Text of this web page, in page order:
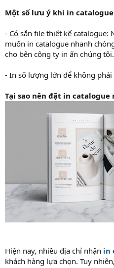
Một số lưu ý khi in
- Có sẵn file thiết kế catalogue:
muốn in catalogue nhanh
cho bên công ty in ấn chúng tôi.
- In số lượng lớn để không phải
Tại sao nên đặt in catalogue
Hiện nay, nhiều địa chỉ nhận in
khách hàng lựa chọn. Tuy